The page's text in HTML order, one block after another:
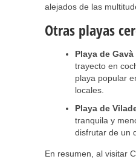
alejados de las
Otras playas
Playa de Gavà
trayecto en
playa popular
locales.
Playa de
tranquila y
disfrutar de un
En resumen, al visitar